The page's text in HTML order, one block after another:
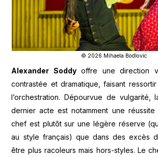
© 2026 Mihaela Bodlovic
Alexander Soddyoffre une direction
contrastée et dramatique, faisant
l’orchestration. Dépourvue de vulgarité,
dernier acte est notamment une
chef est plutôt sur une légère réserve
au style français) que dans des excès
être plus racoleurs mais hors-styles. Le